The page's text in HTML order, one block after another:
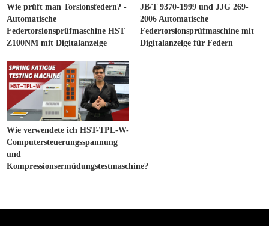
Wie prüft man Torsionsfedern? -
Automatische
Federtorsionsprüfmaschine HST
Z100NM mit Digitalanzeige
JB/T 9370-1999 und JJG 269-
2006 Automatische
Federtorsionsprüfmaschine mit
Digitalanzeige für Federn
Wie verwendete ich HST-TPL-W-
Computersteuerungsspannung
und
Kompressionsermüdungstestmaschine?